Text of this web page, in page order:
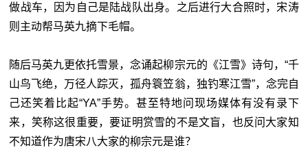
做战车，因为自己是陆战队出身。之后进行大合照时，宋涛
则主动帮马英九摘下毛帽。
随后马英九更依托雪景，念诵起柳宗元的《江雪》诗句，“千
山鸟飞绝，万径人踪灭，孤舟簑笠翁，独钓寒江雪”，念完自
己还笑着比起“YA”手势。甚至特地问现场媒体有没有录下
来，笑称这很重要，要证明赏雪的不是文盲，也反问大家知
不知道作为唐宋八大家的柳宗元是谁？